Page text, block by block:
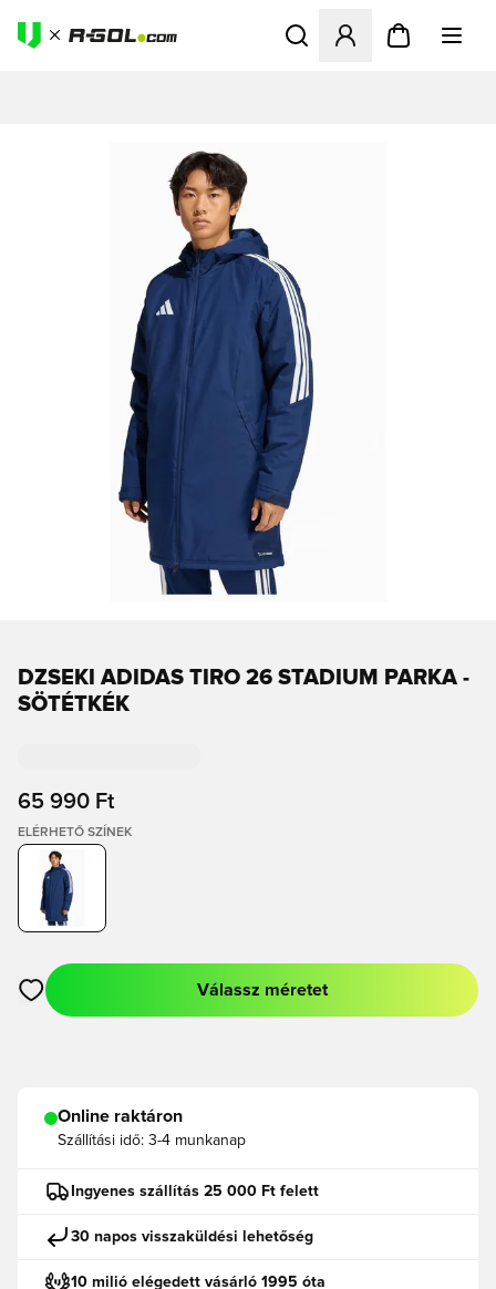
Megnyit egy modált a
DZSEKI ADIDAS TIRO 26 STADIUM PARKA -
SÖTÉTKÉK
65 990 Ft
ELÉRHETŐ SZÍNEK
Megnyit egy modált a bejelentkezéshez vagy a tagként való
Válassz méretet
Online raktáron
Szállítási idő: 3-4 munkanap
Ingyenes szállítás 25 000 Ft felett
30 napos visszaküldési lehetőség
10 milió elégedett vásárló 1995 óta